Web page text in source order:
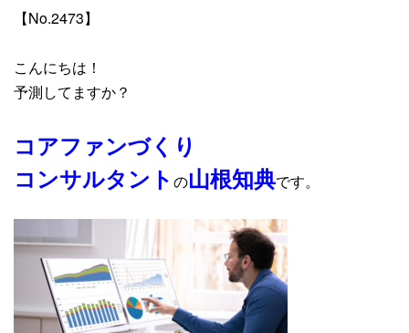
【No.2473】
こんにちは！
予測してますか？
コアファンづくり
コンサルタント の山根知典です。